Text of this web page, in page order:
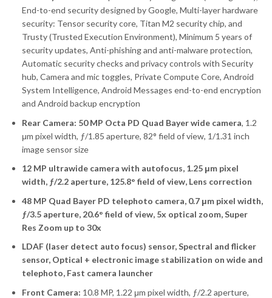
End-to-end security designed by Google, Multi-layer hardware
security: Tensor security core, Titan M2 security chip, and
Trusty (Trusted Execution Environment), Minimum 5 years of
security updates, Anti-phishing and anti-malware protection,
Automatic security checks and privacy controls with Security
hub, Camera and mic toggles, Private Compute Core, Android
System Intelligence, Android Messages end-to-end encryption
and Android backup encryption
Rear Camera: 50 MP Octa PD Quad Bayer wide camera, 1.2
μm pixel width, ƒ/1.85 aperture, 82° field of view, 1/1.31 inch
image sensor size
12 MP ultrawide camera with autofocus, 1.25 μm pixel
width, ƒ/2.2 aperture, 125.8° field of view, Lens correction
48 MP Quad Bayer PD telephoto camera, 0.7 μm pixel width,
ƒ/3.5 aperture, 20.6° field of view, 5x optical zoom, Super
Res Zoom up to 30x
LDAF (laser detect auto focus) sensor, Spectral and flicker
sensor, Optical + electronic image stabilization on wide and
telephoto, Fast camera launcher
Front Camera: 10.8 MP, 1.22 μm pixel width, ƒ/2.2 aperture,